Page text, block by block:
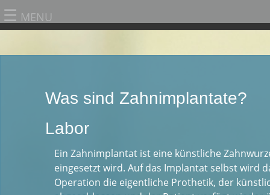
☰ MENU
Was sind Zahnimplantate?
Labor
Ein Zahnimplantat ist eine künstliche
eingesetzt wird. Auf das Implantat selbst wird
Operation die eigentliche Prothetik, der